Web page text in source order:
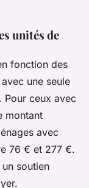
unités de
fonction des
une seule
Pour ceux avec
montant
avec
76 € et 277 €.
soutien